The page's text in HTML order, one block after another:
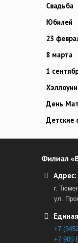
Свадьба
Юбилей
23
8 марта
1
Хэллоуин
День
Детские
Филиал
Адрес:
г.
ул.
+7
+7 905